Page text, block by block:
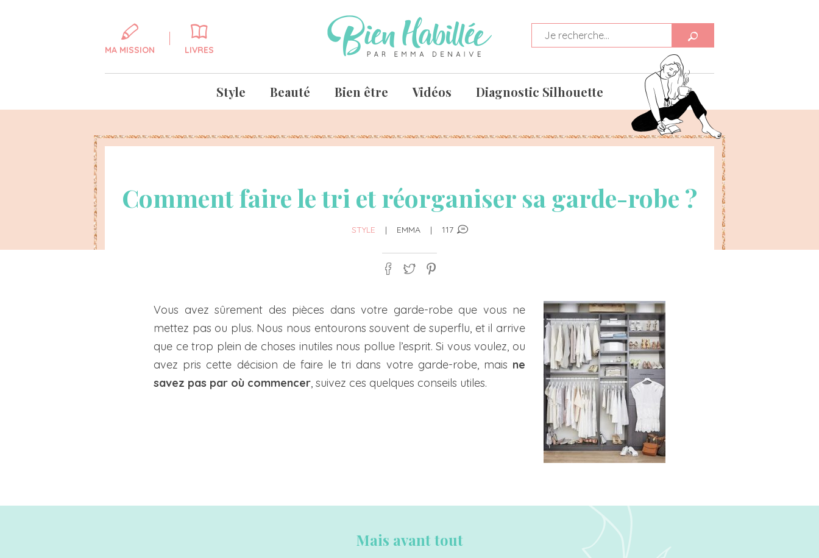
MA MISSION LIVRES
Style Beauté Bien être Vidéos Diagnostic Silhouette
Comment faire le tri et réorganiser sa garde-robe ?
STYLE | EMMA | 117
Vous avez sûrement des pièces dans votre garde-robe que vous ne
mettez pas ou plus. Nous nous entourons souvent de superflu, et il arrive
que ce trop plein de choses inutiles nous pollue l’esprit. Si vous voulez, ou
avez pris cette décision de faire le tri dans votre garde-robe, mais ne
savez pas par où commencer, suivez ces quelques conseils utiles.
Mais avant tout